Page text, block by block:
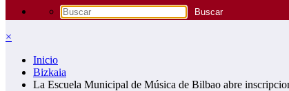
×
Inicio
Bizkaia
La Escuela Municipal de Música de Bilbao abre